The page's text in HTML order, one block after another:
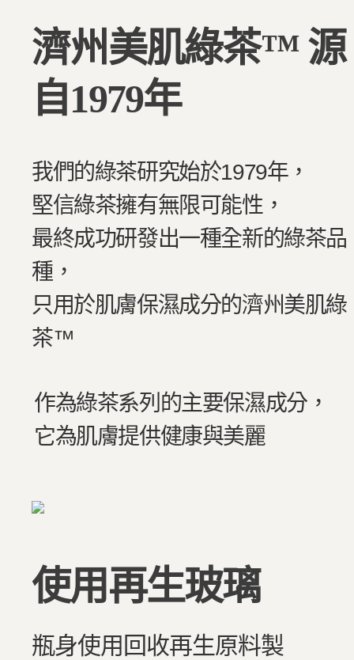
濟州美肌綠茶™ 源
自1979年
我們的綠茶研究始於1979年，
堅信綠茶擁有無限可能性，
最終成功研發出一種全新的綠茶品
種，
只用於肌膚保濕成分的濟州美肌綠
茶™
作為綠茶系列的主要保濕成分，
它為肌膚提供健康與美麗
使用再生玻璃
瓶身使用回收再生原料製